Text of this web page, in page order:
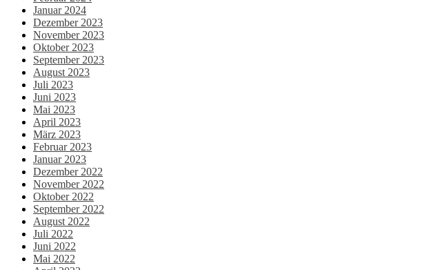
Januar 2024
Dezember 2023
November 2023
Oktober 2023
September 2023
August 2023
Juli 2023
Juni 2023
Mai 2023
April 2023
März 2023
Februar 2023
Januar 2023
Dezember 2022
November 2022
Oktober 2022
September 2022
August 2022
Juli 2022
Juni 2022
Mai 2022